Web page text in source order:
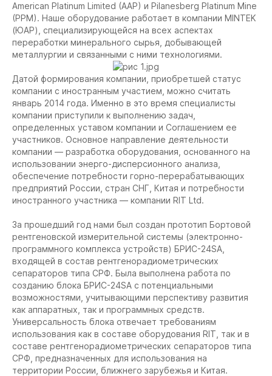
American Platinum Limited (AAP) и Pilanesberg Platinum Mine
(PPM). Наше оборудование работает в компании MINTEK
(ЮАР), специализирующейся на всех аспектах
переработки минерального сырья, добывающей
металлургии и связанными с ними технологиями.
Датой формирования компании, приобретшей статус
компании с иностранным участием, можно считать
январь 2014 года. Именно в это время специалисты
компании приступили к выполнению задач,
определенных уставом компании и Соглашением ее
участников. Основное направление деятельности
компании — разработка оборудования, основанного на
использовании энерго-дисперсионного анализа,
обеспечение потребности горно-перерабатывающих
предприятий России, стран СНГ, Китая и потребности
иностранного участника — компании RIT Ltd.
За прошедший год нами был создан прототип Бортовой
рентгеновской измерительной системы (электронно-
программного комплекса устройств) БРИС-24SA,
входящей в состав рентгенорадиометрических
сепараторов типа СРФ. Была выполнена работа по
созданию блока БРИС-24SA с потенциальными
возможностями, учитывающими перспективу развития
как аппаратных, так и программных средств.
Универсальность блока отвечает требованиям
использования как в составе оборудования RIT, так и в
составе рентгенорадиометрических сепараторов типа
СРФ, предназначенных для использования на
территории России, ближнего зарубежья и Китая.